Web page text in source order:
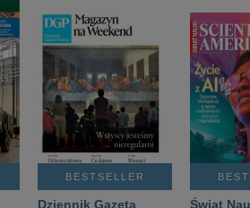
BESTSELLER
Dziennik Gazeta
Świat